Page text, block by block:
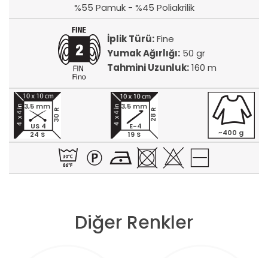
%55 Pamuk - %45 Poliakrilik
İplik Türü:Fine
Yumak Ağırlığı:50 gr
Tahmini Uzunluk:160 m
24 S
30 R
3,5 mm
US 4
19 S
28 R
3,5 mm
E-4
~400 g
Diğer Renkler